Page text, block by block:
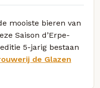
mooiste bieren van
Saison d’Erpe-
5-jarig bestaan
de Glazen